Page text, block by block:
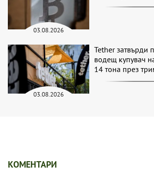
03.08.2026
03.08.2026
Tether затвърди
водещ купувач
14 тона през
КОМЕНТАРИ